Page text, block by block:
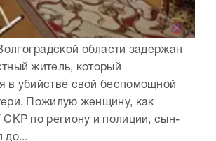
области задержан
житель, который
в убийстве свой беспомощной
Пожилую женщину, как
СКР по региону и полиции, сын-
до...